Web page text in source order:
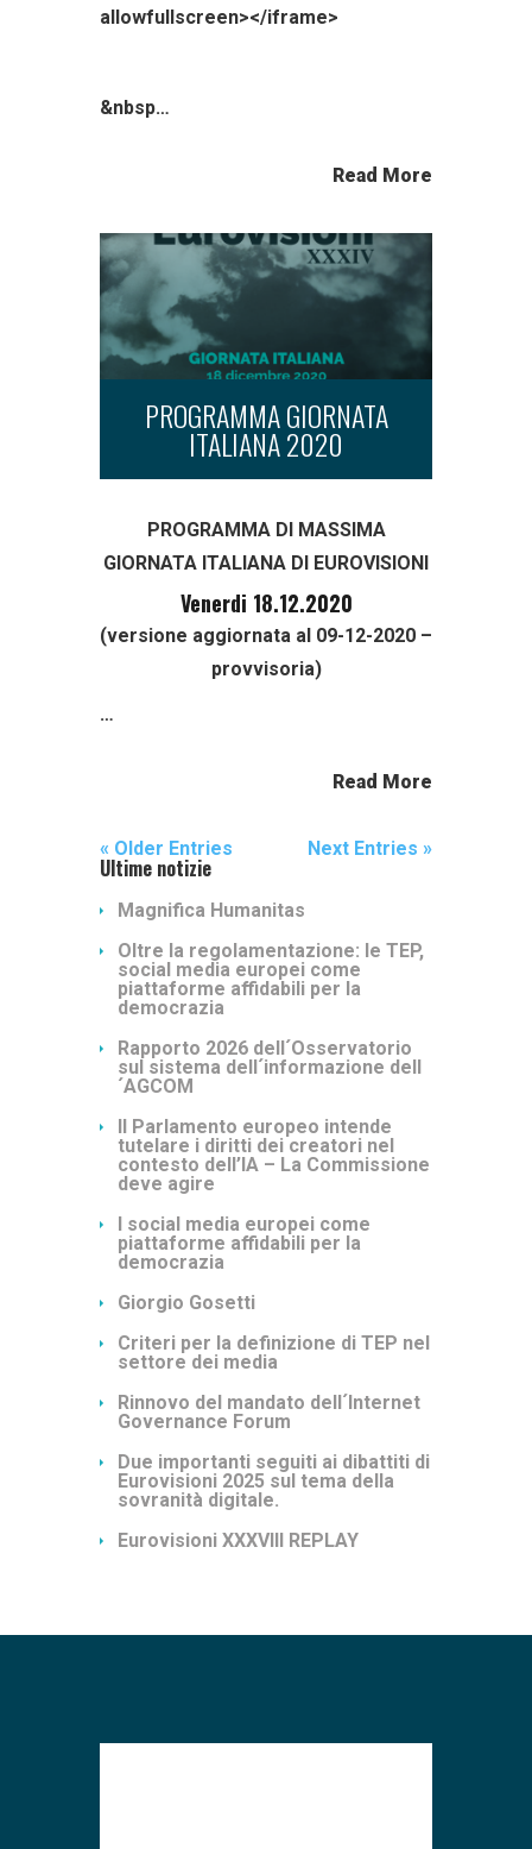
allowfullscreen></iframe>
&nbsp…
Read More
PROGRAMMA GIORNATA
ITALIANA 2020
PROGRAMMA DI MASSIMA
GIORNATA ITALIANA DI EUROVISIONI
Venerdi 18.12.2020
(versione aggiornata al 09-12-2020 –
provvisoria)
…
Read More
« Older Entries Next Entries »
Ultime notizie
Magnifica Humanitas
Oltre la regolamentazione: le TEP,
social media europei come
piattaforme affidabili per la
democrazia
Rapporto 2026 dell´Osservatorio
sul sistema dell´informazione dell
´AGCOM
Il Parlamento europeo intende
tutelare i diritti dei creatori nel
contesto dell’IA – La Commissione
deve agire
I social media europei come
piattaforme affidabili per la
democrazia
Giorgio Gosetti
Criteri per la definizione di TEP nel
settore dei media
Rinnovo del mandato dell´Internet
Governance Forum
Due importanti seguiti ai dibattiti di
Eurovisioni 2025 sul tema della
sovranità digitale.
Eurovisioni XXXVIII REPLAY